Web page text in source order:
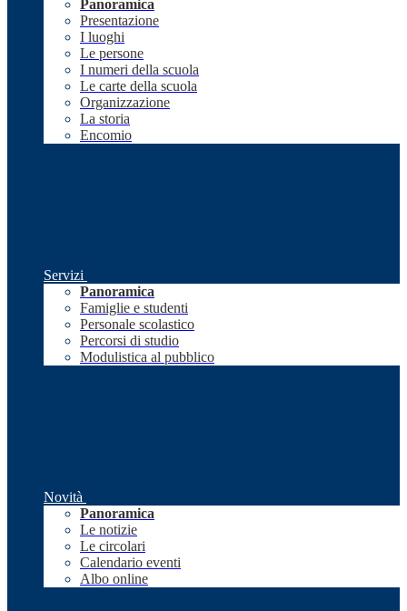
Panoramica
Presentazione
I luoghi
Le persone
I numeri della scuola
Le carte della scuola
Organizzazione
La storia
Encomio
Servizi
Panoramica
Famiglie e studenti
Personale scolastico
Percorsi di studio
Modulistica al pubblico
Novità
Panoramica
Le notizie
Le circolari
Calendario eventi
Albo online